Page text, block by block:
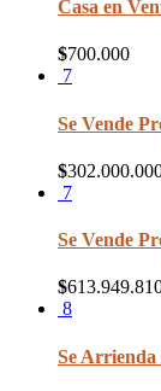
Casa en
$700.000
7
Se Vende
$
7
Se Vende
$
8
Se Arrienda